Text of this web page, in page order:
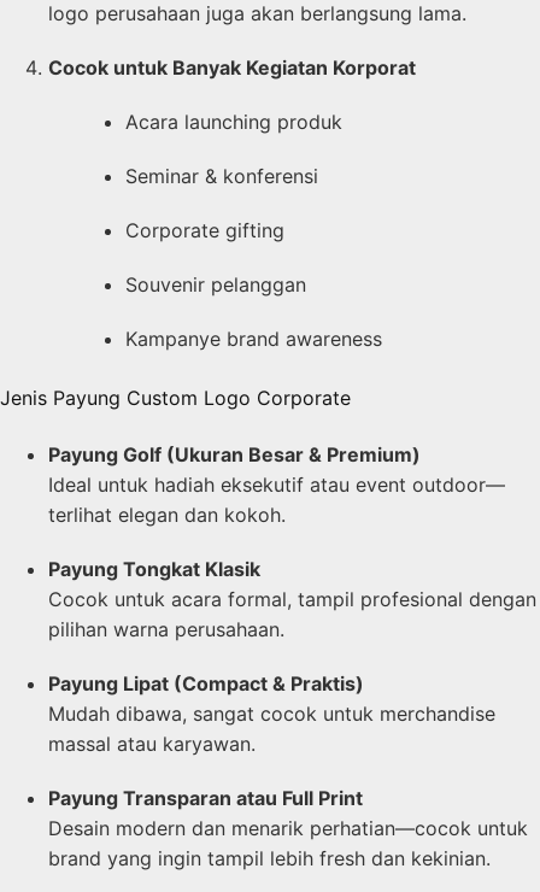
logo perusahaan juga akan berlangsung lama.
Cocok untuk Banyak Kegiatan Korporat
Acara launching produk
Seminar & konferensi
Corporate gifting
Souvenir pelanggan
Kampanye brand awareness
Jenis Payung Custom Logo Corporate
Payung Golf (Ukuran Besar & Premium)
Ideal untuk hadiah eksekutif atau event outdoor—
terlihat elegan dan kokoh.
Payung Tongkat Klasik
Cocok untuk acara formal, tampil profesional dengan
pilihan warna perusahaan.
Payung Lipat (Compact & Praktis)
Mudah dibawa, sangat cocok untuk merchandise
massal atau karyawan.
Payung Transparan atau Full Print
Desain modern dan menarik perhatian—cocok untuk
brand yang ingin tampil lebih fresh dan kekinian.